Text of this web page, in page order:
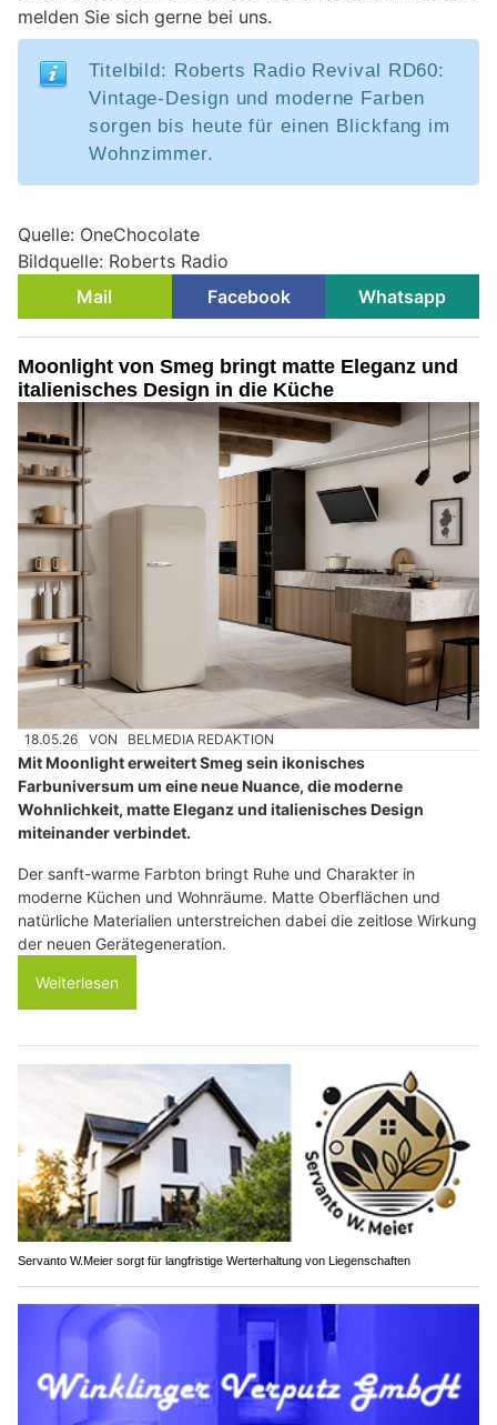
melden Sie sich gerne bei uns.
Titelbild: Roberts Radio Revival RD60:
Vintage-Design und moderne Farben
sorgen bis heute für einen Blickfang im
Wohnzimmer.
Quelle: OneChocolate
Bildquelle: Roberts Radio
Mail
Facebook Whatsapp
Moonlight von Smeg bringt matte Eleganz und
italienisches Design in die Küche
18.05.26 VON BELMEDIA REDAKTION
Mit Moonlight erweitert Smeg sein ikonisches
Farbuniversum um eine neue Nuance, die moderne
Wohnlichkeit, matte Eleganz und italienisches Design
miteinander verbindet.
Der sanft-warme Farbton bringt Ruhe und Charakter in
moderne Küchen und Wohnräume. Matte Oberflächen und
natürliche Materialien unterstreichen dabei die zeitlose Wirkung
der neuen Gerätegeneration.
Weiterlesen
Servanto W.Meier sorgt für langfristige Werterhaltung von Liegenschaften